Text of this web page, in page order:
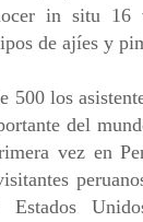
in situ 16
de ajíes y
500 los
del
vez en
Estados